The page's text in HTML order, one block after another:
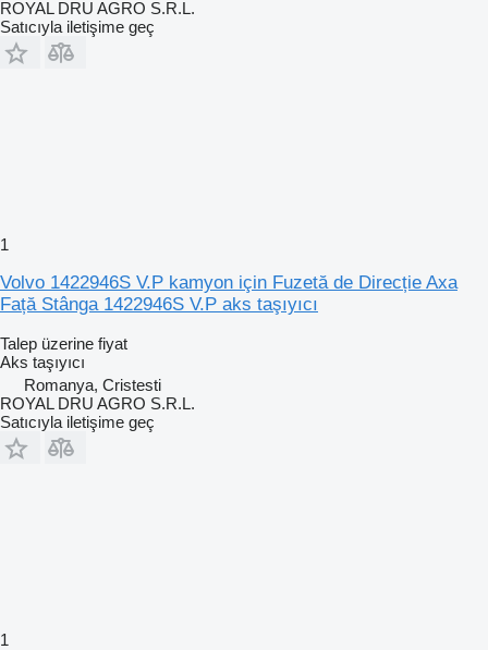
ROYAL DRU AGRO S.R.L.
Satıcıyla iletişime geç
1
Volvo 1422946S V.P kamyon için Fuzetă de Direcție Axa
Față Stânga 1422946S V.P aks taşıyıcı
Talep üzerine fiyat
Aks taşıyıcı
Romanya, Cristesti
ROYAL DRU AGRO S.R.L.
Satıcıyla iletişime geç
1